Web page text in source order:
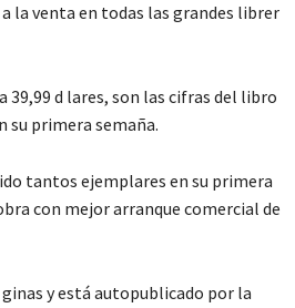
la venta en todas las grandes librer
39,99 d lares, son las cifras del libro
su primera semaña.
tantos ejemplares en su primera
con mejor arranque comercial de
ginas y está autopublicado por la